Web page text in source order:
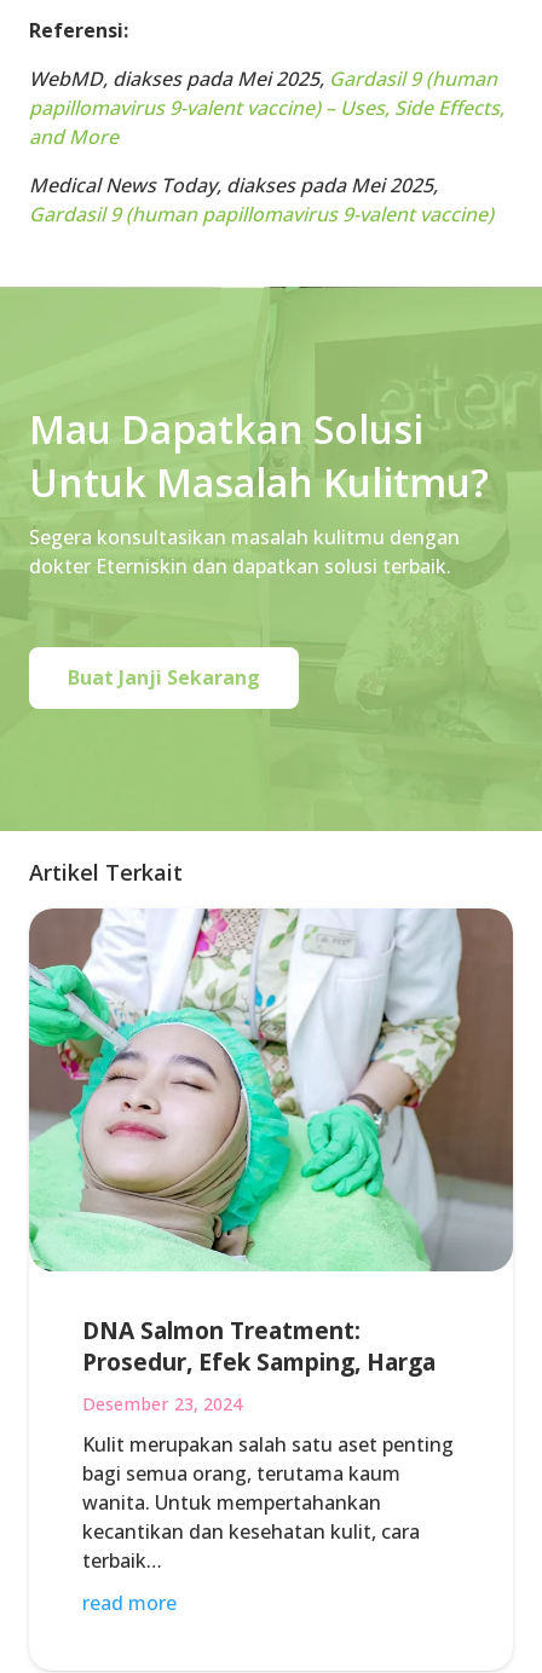
Referensi:
WebMD, diakses pada Mei 2025, Gardasil 9 (human
papillomavirus 9-valent vaccine) – Uses, Side Effects,
and More
Medical News Today, diakses pada Mei 2025,
Gardasil 9 (human papillomavirus 9-valent vaccine)
Mau Dapatkan Solusi
Untuk Masalah Kulitmu?
Segera konsultasikan masalah kulitmu dengan
dokter Eterniskin dan dapatkan solusi terbaik.
Buat Janji Sekarang
Artikel Terkait
DNA Salmon Treatment:
Prosedur, Efek Samping, Harga
Desember 23, 2024
Kulit merupakan salah satu aset penting
bagi semua orang, terutama kaum
wanita. Untuk mempertahankan
kecantikan dan kesehatan kulit, cara
terbaik…
read more